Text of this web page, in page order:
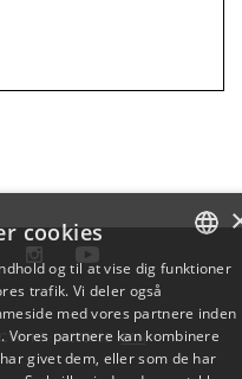
NR: 29283958 ·EAN ENGLISH
cookies
og til at vise dig funktioner
trafik. Vi deler også
med vores partnere inden
partnere kan kombinere
givet dem, eller som de har